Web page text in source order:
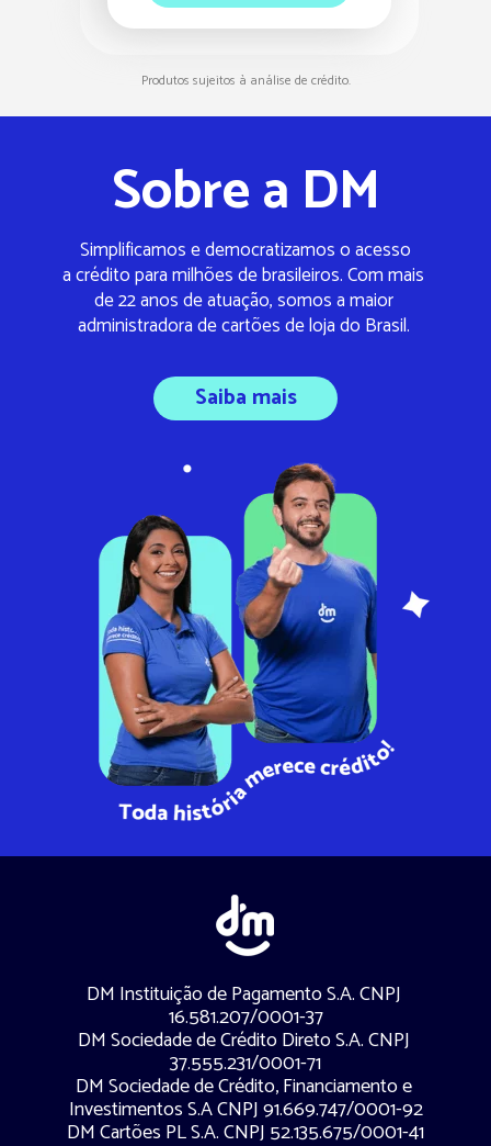
Produtos sujeitos à análise de crédito.
Sobre a DM
Simplificamos e democratizamos o acesso
a crédito para milhões de brasileiros. Com mais
de 22 anos de atuação, somos a maior
administradora de cartões de loja do Brasil.
Saiba mais
DM Instituição de Pagamento S.A. CNPJ
16.581.207/0001-37
DM Sociedade de Crédito Direto S.A. CNPJ
37.555.231/0001-71
DM Sociedade de Crédito, Financiamento e
Investimentos S.A CNPJ 91.669.747/0001-92
DM Cartões PL S.A. CNPJ 52.135.675/0001-41